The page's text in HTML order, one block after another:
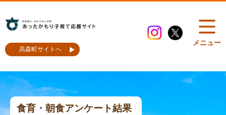
高森町サイトへ
メニュー
食育・朝食アンケート結果